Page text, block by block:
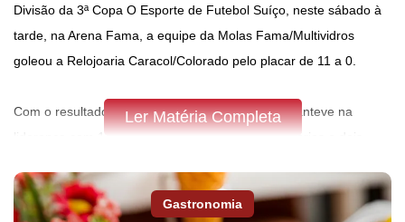
Divisão da 3ª Copa O Esporte de Futebol Suíço, neste sábado à
tarde, na Arena Fama, a equipe da Molas Fama/Multividros
goleou a Relojoaria Caracol/Colorado pelo placar de 11 a 0.
Com o resultado do final de semana, o time se manteve na
liderança com 14 pontos. A “Fama” tem quatro vitórias e dois
Mais três partidas aconteceram pela Primeira Divisão. A Stivar
bateu o Baiano Futebol Clube/Pneus Jandaia por 3 a 2, a L2
Ler Matéria Completa
Gastronomia